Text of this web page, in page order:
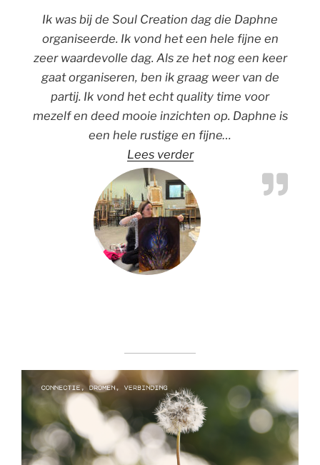
Ik was bij de Soul Creation dag die Daphne
organiseerde. Ik vond het een hele fijne en
zeer waardevolle dag. Als ze het nog een keer
gaat organiseren, ben ik graag weer van de
partij. Ik vond het echt quality time voor
mezelf en deed mooie inzichten op. Daphne is
een hele rustige en fijne…
Lees verder“Evelien – Soul
Slide